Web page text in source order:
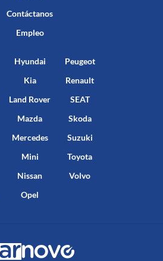
Contáctanos
Empleo
Hyundai
Kia
Land Rover
Mazda
Mercedes
Mini
Nissan
Opel
Peugeot
Renault
SEAT
Skoda
Suzuki
Toyota
Volvo